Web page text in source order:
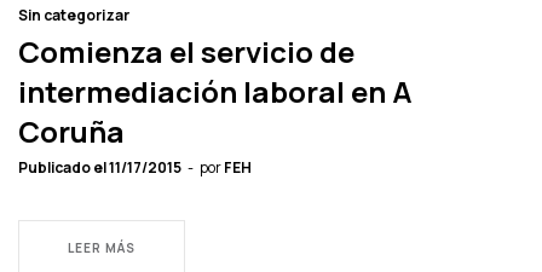
Sin categorizar
Comienza el servicio de
intermediación laboral en A
Coruña
Publicado el11/17/2015 porFEH
LEER MÁS